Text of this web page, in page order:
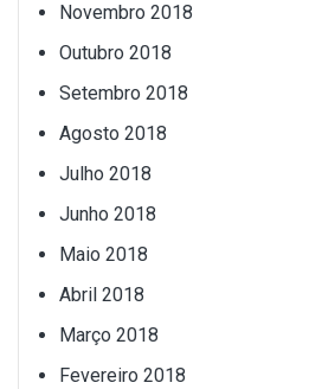
Novembro 2018
Outubro 2018
Setembro 2018
Agosto 2018
Julho 2018
Junho 2018
Maio 2018
Abril 2018
Março 2018
Fevereiro 2018